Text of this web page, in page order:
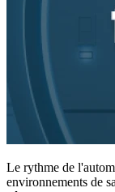
Le rythme de
environnements de